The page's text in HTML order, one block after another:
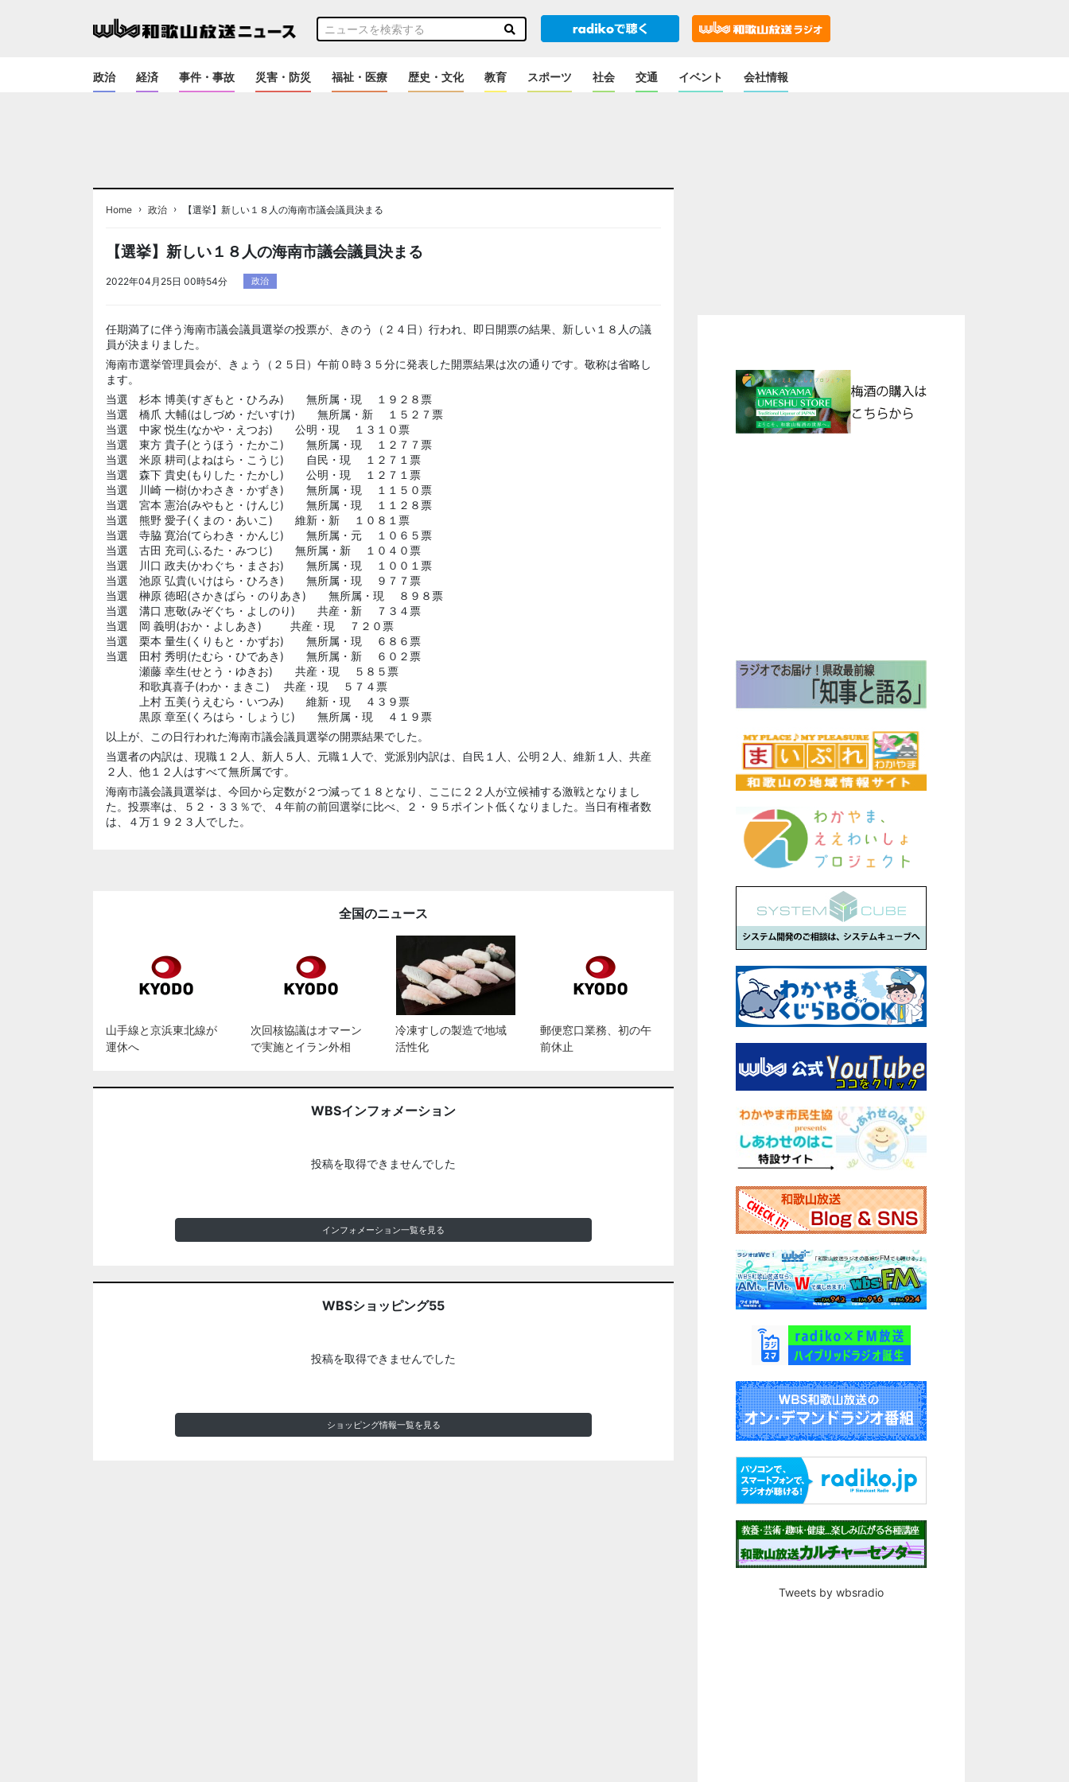
政治 経済 事件・事故 災害・防災 福祉・医療 歴史・文化 教育 スポーツ 社会 交通 イベント 会社情報
Home › 政治 › 【選挙】新しい１８人の海南市議会議員決まる
【選挙】新しい１８人の海南市議会議員決まる
2022年04月25日 00時54分 政治
任期満了に伴う海南市議会議員選挙の投票が、きのう（２４日）行われ、即日開票の結果、新しい１８人の議
員が決まりました。
海南市選挙管理員会が、きょう（２５日）午前０時３５分に発表した開票結果は次の通りです。敬称は省略し
ます。
当選 杉本 博美(すぎもと・ひろみ) 無所属・現 １９２８票
当選 橋爪 大輔(はしづめ・だいすけ) 無所属・新 １５２７票
当選 中家 悦生(なかや・えつお) 公明・現 １３１０票
当選 東方 貴子(とうほう・たかこ) 無所属・現 １２７７票
当選 米原 耕司(よねはら・こうじ) 自民・現 １２７１票
当選 森下 貴史(もりした・たかし) 公明・現 １２７１票
当選 川崎 一樹(かわさき・かずき) 無所属・現 １１５０票
当選 宮本 憲治(みやもと・けんじ) 無所属・現 １１２８票
当選 熊野 愛子(くまの・あいこ) 維新・新 １０８１票
当選 寺脇 寛治(てらわき・かんじ) 無所属・元 １０６５票
当選 古田 充司(ふるた・みつじ) 無所属・新 １０４０票
当選 川口 政夫(かわぐち・まさお) 無所属・現 １００１票
当選 池原 弘貴(いけはら・ひろき) 無所属・現 ９７７票
当選 榊原 徳昭(さかきばら・のりあき) 無所属・現 ８９８票
当選 溝口 恵敬(みぞぐち・よしのり) 共産・新 ７３４票
当選 岡 義明(おか・よしあき) 共産・現 ７２０票
当選 栗本 量生(くりもと・かずお) 無所属・現 ６８６票
当選 田村 秀明(たむら・ひであき) 無所属・新 ６０２票
瀬藤 幸生(せとう・ゆきお) 共産・現 ５８５票
和歌真喜子(わか・まきこ) 共産・現 ５７４票
上村 五美(うえむら・いつみ) 維新・現 ４３９票
黒原 章至(くろはら・しょうじ) 無所属・現 ４１９票
以上が、この日行われた海南市議会議員選挙の開票結果でした。
当選者の内訳は、現職１２人、新人５人、元職１人で、党派別内訳は、自民１人、公明２人、維新１人、共産
２人、他１２人はすべて無所属です。
海南市議会議員選挙は、今回から定数が２つ減って１８となり、ここに２２人が立候補する激戦となりまし
た。投票率は、５２・３３％で、４年前の前回選挙に比べ、２・９５ポイント低くなりました。当日有権者数
は、４万１９２３人でした。
全国のニュース
山手線と京浜東北線が
運休へ
次回核協議はオマーン
で実施とイラン外相
冷凍すしの製造で地域
活性化
郵便窓口業務、初の午
前休止
WBSインフォメーション
投稿を取得できませんでした
インフォメーション一覧を見る
WBSショッピング55
投稿を取得できませんでした
ショッピング情報一覧を見る
Tweets by wbsradio